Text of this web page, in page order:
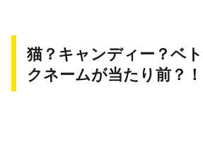
猫？キャンディー？ベ
クネームが当たり前？！